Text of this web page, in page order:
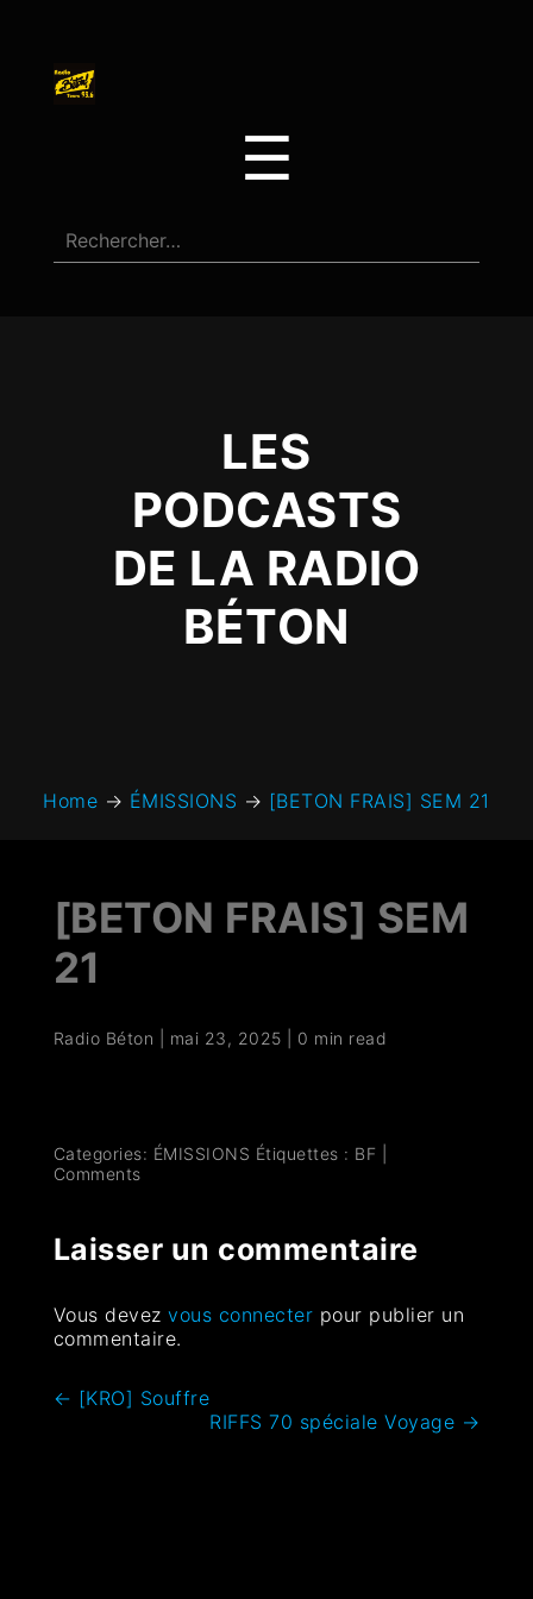
☰
LES
PODCASTS
DE LA RADIO
BÉTON
Home → ÉMISSIONS → [BETON FRAIS] SEM 21
[BETON FRAIS] SEM
21
Radio Béton mai 23, 2025 0 min read
Categories: ÉMISSIONS Étiquettes : BF
Comments
Laisser un commentaire
Vous devezvous connecter pour publier un
commentaire.
← [KRO] Souffre
RIFFS 70 spéciale Voyage →